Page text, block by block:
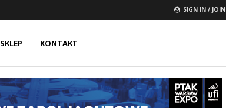
SIGN IN / JOIN
SKLEP KONTAKT